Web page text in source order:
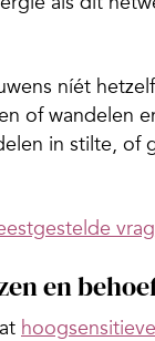
níét
of wandelen
in stilte, of
en
hoogsensitieve